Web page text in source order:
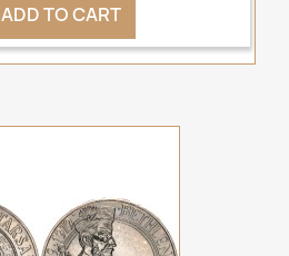
ADD TO CART